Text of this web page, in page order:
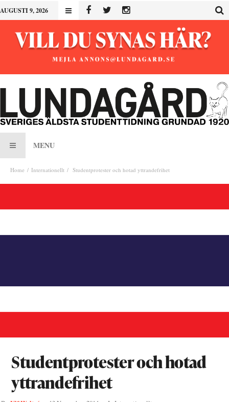
AUGUSTI 9, 2026
MENU
Home Internationellt Studentprotester och hotad yttrandefrihet
Studentprotester och hotad
yttrandefrihet